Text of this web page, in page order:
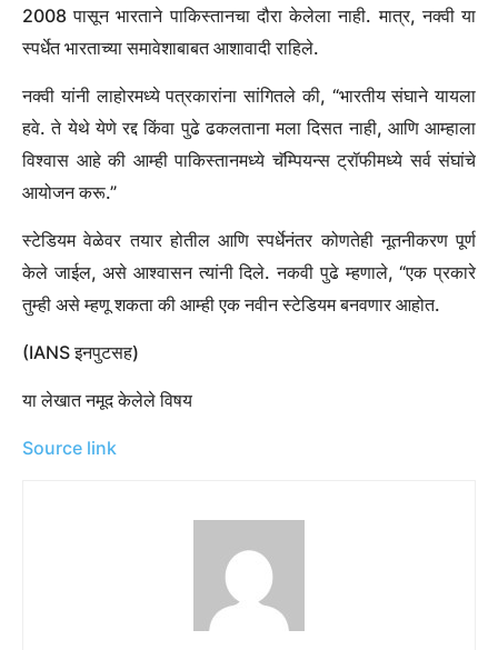
2008 पासून भारताने पाकिस्तानचा दौरा केलेला नाही. मात्र, नक्वी या
स्पर्धेत भारताच्या समावेशाबाबत आशावादी राहिले.
नक्वी यांनी लाहोरमध्ये पत्रकारांना सांगितले की, “भारतीय संघाने यायला
हवे. ते येथे येणे रद्द किंवा पुढे ढकलताना मला दिसत नाही, आणि आम्हाला
विश्वास आहे की आम्ही पाकिस्तानमध्ये चॅम्पियन्स ट्रॉफीमध्ये सर्व संघांचे
आयोजन करू.”
स्टेडियम वेळेवर तयार होतील आणि स्पर्धेनंतर कोणतेही नूतनीकरण पूर्ण
केले जाईल, असे आश्वासन त्यांनी दिले. नकवी पुढे म्हणाले, “एक प्रकारे
तुम्ही असे म्हणू शकता की आम्ही एक नवीन स्टेडियम बनवणार आहोत.
(IANS इनपुटसह)
या लेखात नमूद केलेले विषय
Source link